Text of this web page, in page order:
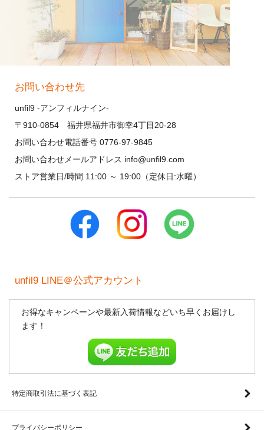
お問い合わせ先
unfil9 -アンフィルナイン-
〒910-0854 福井県福井市御幸4丁目20-28
お問い合わせ電話番号 0776-97-9845
お問い合わせメールアドレス info@unfil9.com
ストア営業日/時間 11:00 ～ 19:00（定休日:水曜）
unfil9 LINE＠公式アカウント
お得なキャンペーンや最新入荷情報などいち早くお届けし
ます！
特定商取引法に基づく表記
プライバシーポリシー